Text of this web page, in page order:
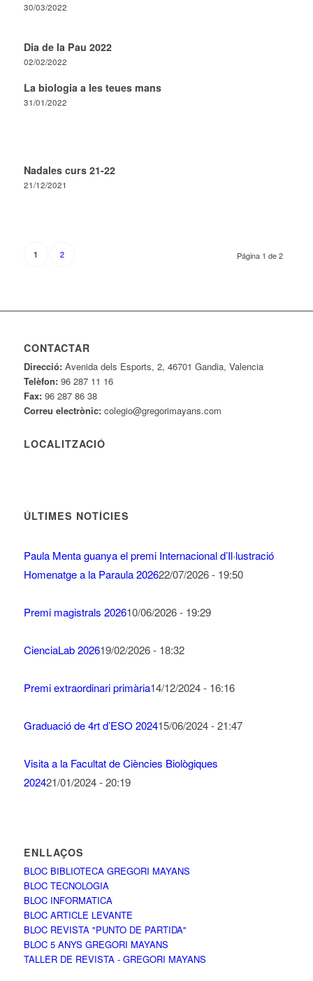
30/03/2022
Dia de la Pau 2022
02/02/2022
La biologia a les teues mans
31/01/2022
Nadales curs 21-22
21/12/2021
Página 1 de 2
1 2
CONTACTAR
Direcció:Avenida dels Esports, 2, 46701 Gandia, Valencia
Telèfon:96 287 11 16
Fax:96 287 86 38
Correu electrònic:colegio@gregorimayans.com
LOCALITZACIÓ
ÚLTIMES NOTÍCIES
Paula Menta guanya el premi Internacional d’Il·lustració
Homenatge a la Paraula 202622/07/2026 - 19:50
Premi magistrals 202610/06/2026 - 19:29
CienciaLab 202619/02/2026 - 18:32
Premi extraordinari primària14/12/2024 - 16:16
Graduació de 4rt d’ESO 202415/06/2024 - 21:47
Visita a la Facultat de Ciències Biològiques
202421/01/2024 - 20:19
ENLLAÇOS
BLOC BIBLIOTECA GREGORI MAYANS
BLOC TECNOLOGIA
BLOC INFORMATICA
BLOC ARTICLE LEVANTE
BLOC REVISTA "PUNTO DE PARTIDA"
BLOC 5 ANYS GREGORI MAYANS
TALLER DE REVISTA - GREGORI MAYANS